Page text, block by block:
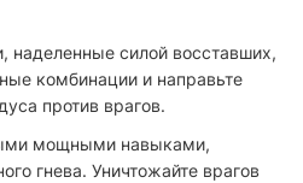
наделенные силой восставших,
комбинации и направьте
против врагов.
мощными навыками,
гнева. Уничтожайте врагов